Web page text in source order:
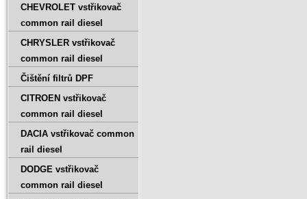
CHEVROLET vstřikovač
common rail diesel
CHRYSLER vstřikovač
common rail diesel
Čištění filtrů DPF
CITROEN vstřikovač
common rail diesel
DACIA vstřikovač common
rail diesel
DODGE vstřikovač
common rail diesel